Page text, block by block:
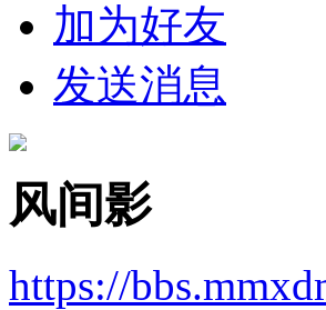
加为好友
发送消息
风间影
https://